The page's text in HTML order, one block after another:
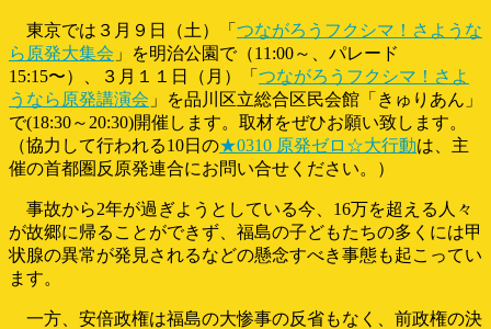
東京では３月９日（土）「 つながろうフクシマ！さような
ら原発大集会 」を明治公園で（11:00～、パレード
15:15〜）、３月１１日（月）「 つながろうフクシマ！さよ
うなら原発講演会 」を品川区立総合区民会館「きゅりあん」
で(18:30～20:30)開催します。取材をぜひお願い致します。
（協力して行われる10日の★0310 原発ゼロ☆大行動は、 主
催の首都圏反原発連合にお問い合せください。）
事故から2年が過ぎようとしている今、16万を超える人々
が故郷に帰ることができず、福島の子どもたちの多くには甲
状腺の異常が発見されるなどの懸念すべき事態も起こってい
ます。
一方、安倍政権は福島の大惨事の反省もなく、前政権の決